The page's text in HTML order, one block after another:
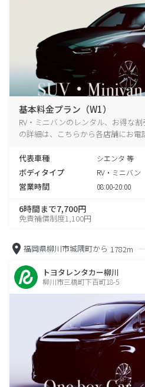
基本料金プラン（W1）
RV・ミニバンのレンタル、お得な
の詳細は、こちらから各店舗にお電
代表車種 シエンタ 等
ボディタイプ RV・ミニバン
営業時間 08:00-20:00
6時間まで7,700円
免責補償制度1,100円
福岡県柳川市城隅町から 1782m
トヨタレンタカー柳川
柳川市三橋町下百町18-5